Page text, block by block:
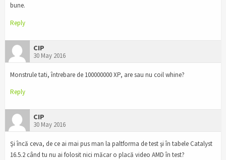
bune.
Reply
CIP
30 May 2016
Monstrule tati, întrebare de 100000000 XP, are sau nu coil whine?
Reply
CIP
30 May 2016
Şi încă ceva, de ce ai mai pus man la paltforma de test şi în tabele Catalyst
16.5.2 când tu nu ai folosit nici măcar o placă video AMD în test?